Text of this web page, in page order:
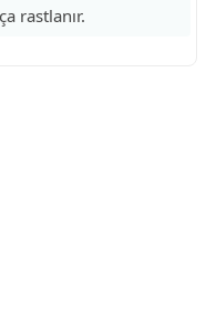
rastlanır.